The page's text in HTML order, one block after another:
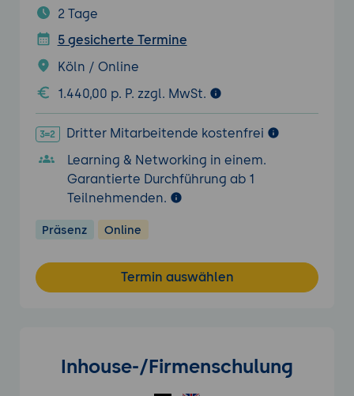
2 Tage
5 gesicherte Termine
Köln / Online
1.440,00 p. P. zzgl. MwSt.
Dritter Mitarbeitende kostenfrei
Learning & Networking in einem.
Garantierte Durchführung ab 1
Teilnehmenden.
Präsenz Online
Termin auswählen
Inhouse-/Firmenschulung